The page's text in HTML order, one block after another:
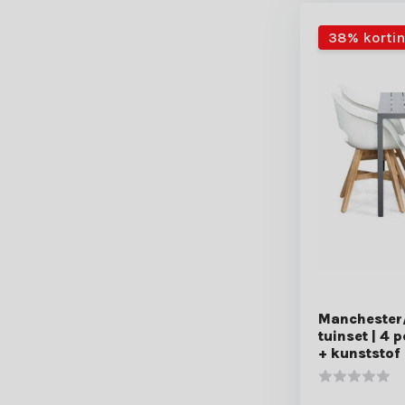
38%
tuinset | 4
+ kunststof